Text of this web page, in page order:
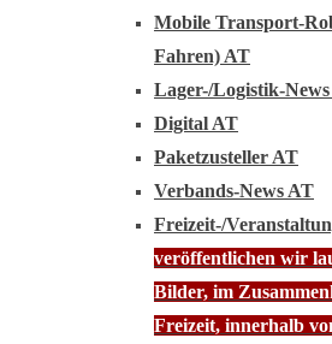
Mobile Transport-
Fahren) AT
Lager-/Logistik-
Digital AT
Paketzusteller AT
Verbands-News AT
Freizeit-/
veröffentlichen wir
Bilder, im
Freizeit, innerhalb